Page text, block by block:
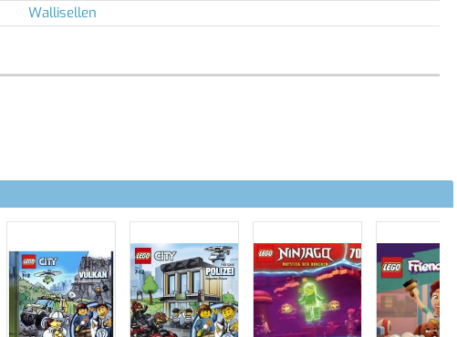
Wallisellen